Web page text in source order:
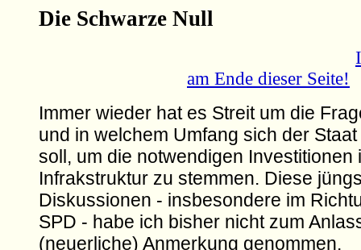
Die Schwarze Null
am Ende dieser Seite!
Immer wieder hat es Streit um die
und in welchem Umfang sich der
soll, um die notwendigen Investitionen
Infrakstruktur zu stemmen. Diese
Diskussionen - insbesondere im
SPD - habe ich bisher nicht zum
(neuerliche) Anmerkung genommen.